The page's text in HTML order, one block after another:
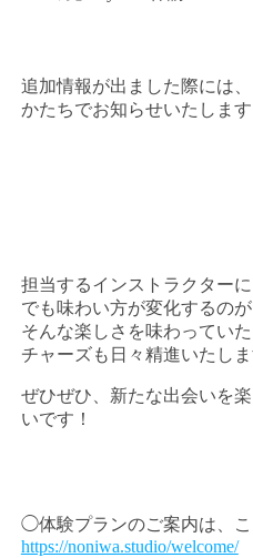
追加情報が出ました際には
かたちでお知らせいたします
担当するインストラクター
でも味わい方が変化するの
そんな楽しさを味わってい
チャーズも日々精進いたしま
ぜひぜひ、新たな出会いを
いです！
◯体験プランのご案内は、
https://noniwa.studio/welcome/